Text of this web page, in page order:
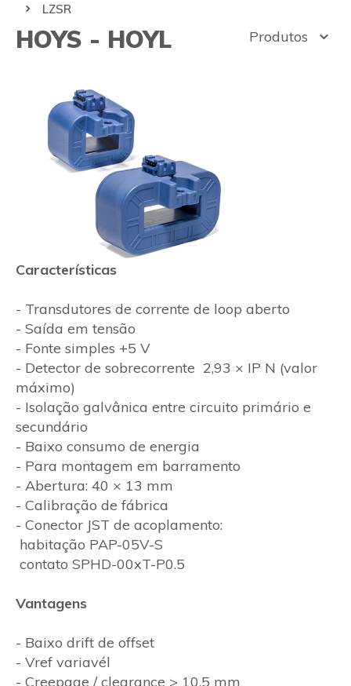
LZSR
Produtos
HOYS - HOYL
Características
- Transdutores de corrente de loop aberto
- Saída em tensão
- Fonte simples +5 V
- Detector de sobrecorrente 2,93 × IP N (valor
máximo)
- Isolação galvânica entre circuito primário e
secundário
- Baixo consumo de energia
- Para montagem em barramento
- Abertura: 40 × 13 mm
- Calibração de fábrica
- Conector JST de acoplamento:
habitação PAP-05V-S
contato SPHD-00xT-P0.5
Vantagens
- Baixo drift de offset
- Vref variavél
- Creepage / clearance > 10.5 mm